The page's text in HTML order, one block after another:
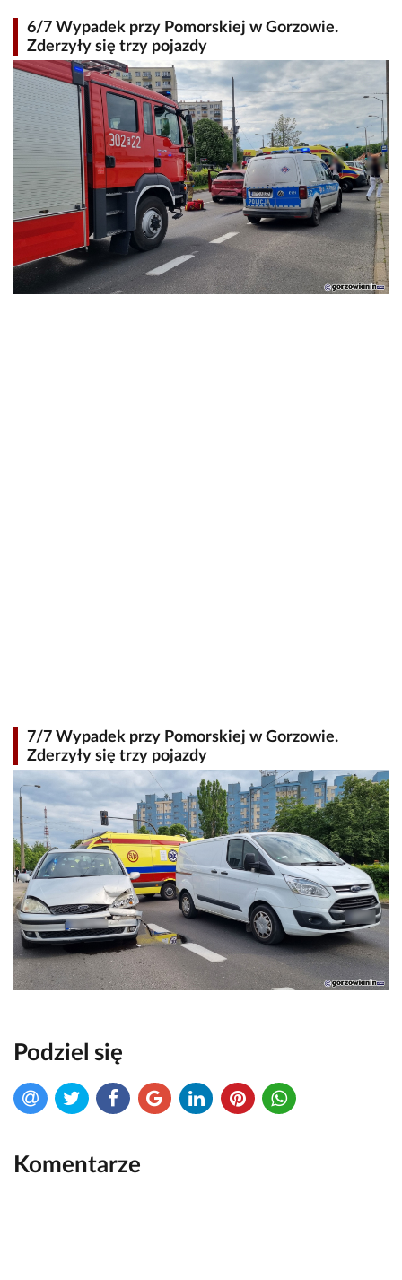
6/7 Wypadek przy Pomorskiej w Gorzowie.
Zderzyły się trzy pojazdy
7/7 Wypadek przy Pomorskiej w Gorzowie.
Zderzyły się trzy pojazdy
Podziel się
Komentarze